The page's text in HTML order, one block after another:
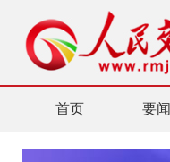
首页 要闻